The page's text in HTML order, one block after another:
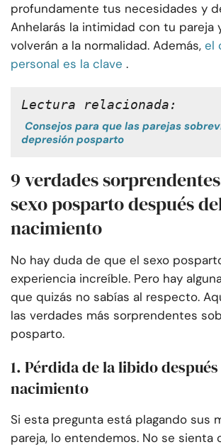
profundamente tus necesidades y
Anhelarás la intimidad con tu pareja
volverán a la normalidad. Además, el
personal es la clave .
Lectura relacionada:
Consejos para que las parejas
depresión posparto
9 verdades
sexo posparto después
nacimiento
No hay duda de que el sexo
experiencia increíble. Pero hay
que quizás no sabías al respecto.
las verdades más sorprendentes
posparto.
1. Pérdida de la libido
nacimiento
Si esta pregunta está plagando sus
pareja, lo entendemos. No se sienta